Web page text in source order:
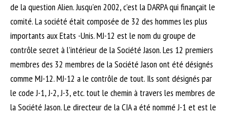
de la question Alien. Jusqu’en 2002, c’est la DARPA qui finançait le
comité. La société était composée de 32 des hommes les plus
importants aux Etats -Unis. MJ-12 est le nom du groupe de
contrôle secret à l’intérieur de la Société Jason. Les 12 premiers
membres des 32 membres de la Société Jason ont été désignés
comme MJ-12. MJ-12 a le contrôle de tout. Ils sont désignés par
le code J-1, J-2, J-3, etc. tout le chemin à travers les membres de
la Société Jason. Le directeur de la CIA a été nommé J-1 et est le